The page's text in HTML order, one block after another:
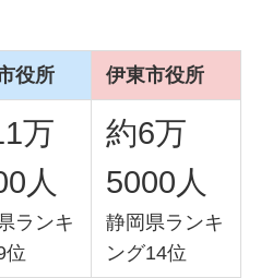
役所 伊東市役所
万
人
ランキ
位
約6万
5000人
静岡県ランキ
ング14位